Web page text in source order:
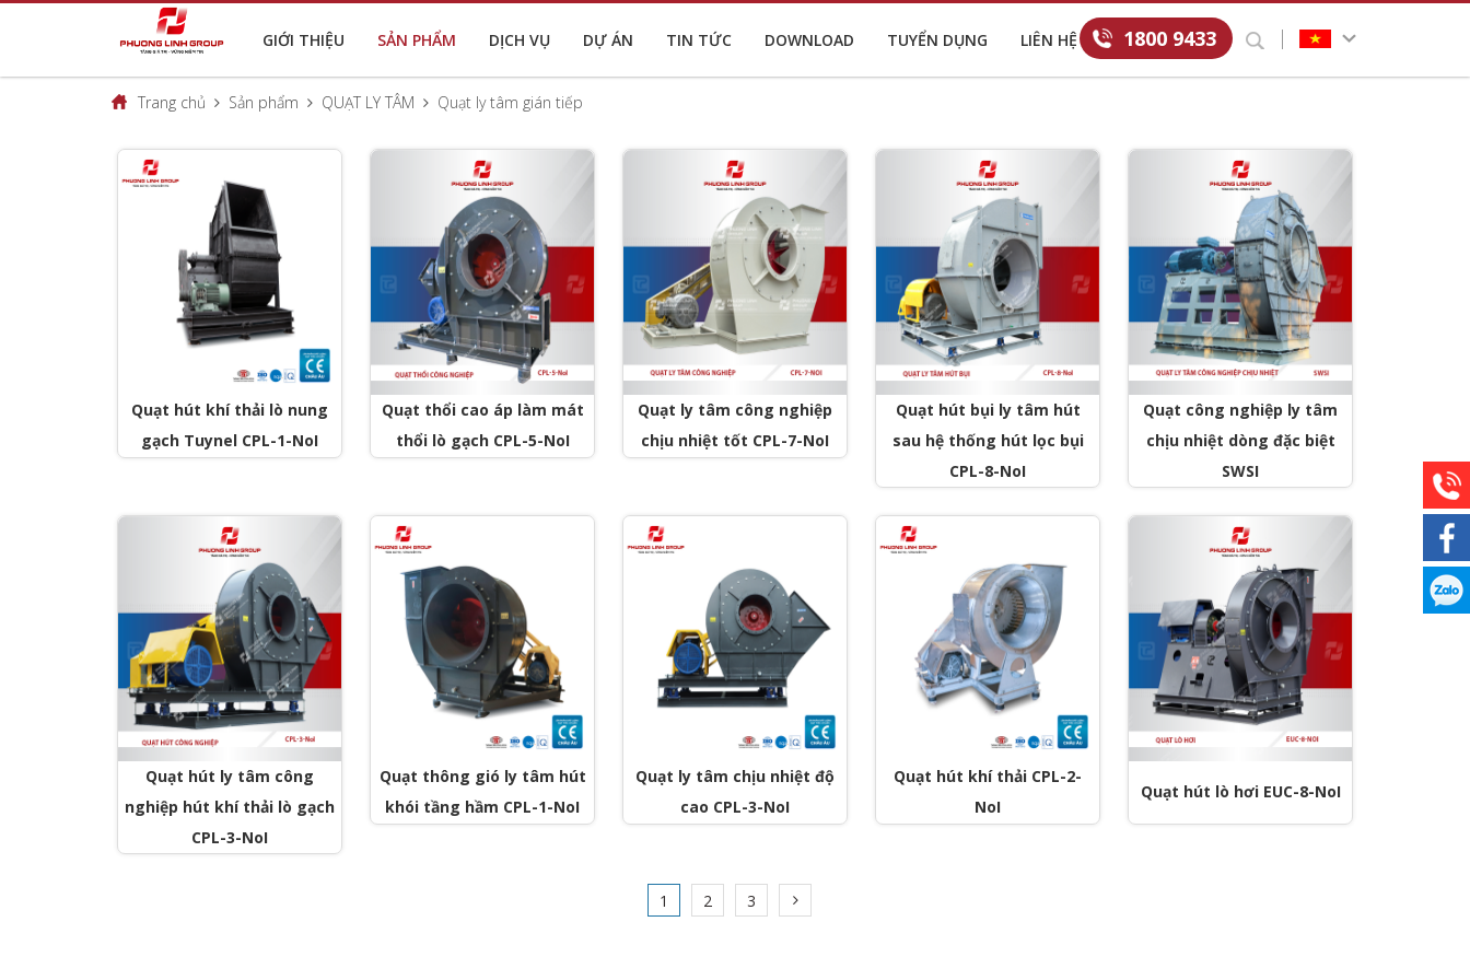
GIỚI THIỆU SẢN PHẨM DỊCH VỤ DỰ ÁN TIN TỨC DOWNLOAD TUYỂN DỤNG LIÊN HỆ 1800 9433
Trang chủ Sản phẩm QUẠT LY TÂM Quạt ly tâm gián tiếp
Quạt hút khí thải lò nung
gạch Tuynel CPL-1-NoI
Quạt thổi cao áp làm mát
thổi lò gạch CPL-5-NoI
Quạt ly tâm công nghiệp
chịu nhiệt tốt CPL-7-NoI
Quạt hút bụi ly tâm hút
sau hệ thống hút lọc bụi
CPL-8-NoI
Quạt công nghiệp ly tâm
chịu nhiệt dòng đặc biệt
SWSI
Quạt hút ly tâm công
nghiệp hút khí thải lò gạch
CPL-3-NoI
Quạt thông gió ly tâm hút
khói tầng hầm CPL-1-NoI
Quạt ly tâm chịu nhiệt độ
cao CPL-3-NoI
Quạt hút khí thải CPL-2-
NoI
Quạt hút lò hơi EUC-8-NoI
1 2 3